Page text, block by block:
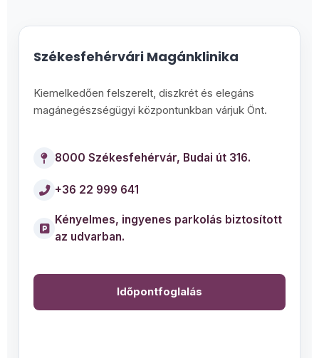
Székesfehérvári Magánklinika
Kiemelkedően felszerelt, diszkrét és elegáns
magánegészségügyi központunkban várjuk Önt.
8000 Székesfehérvár, Budai út 316.
+36 22 999 641
Kényelmes, ingyenes parkolás biztosított
az udvarban.
Időpontfoglalás